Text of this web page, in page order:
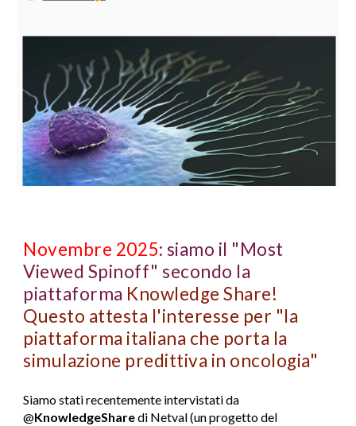
Novembre 2025: siamo il "Most
Viewed Spinoff" secondo la
piattaforma Knowledge Share!
Questo attesta l'interesse per "la
piattaforma italiana che porta la
simulazione predittiva in oncologia"
Siamo stati recentemente intervistati da
@KnowledgeSharedi Netval(un progetto del